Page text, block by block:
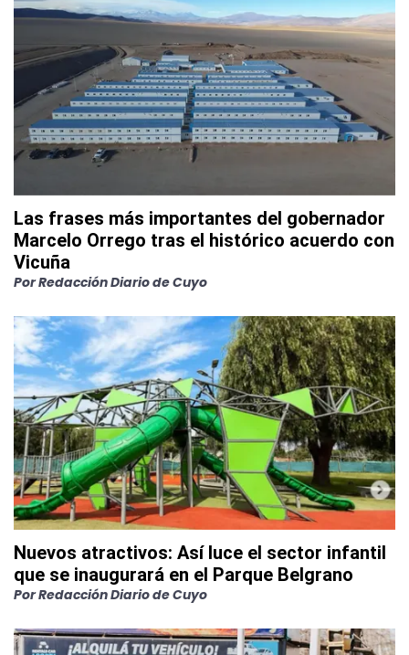
Las frases más importantes del gobernador
Marcelo Orrego tras el histórico acuerdo con
Vicuña
PorRedacción Diario de Cuyo
Nuevos atractivos: Así luce el sector infantil
que se inaugurará en el Parque Belgrano
PorRedacción Diario de Cuyo